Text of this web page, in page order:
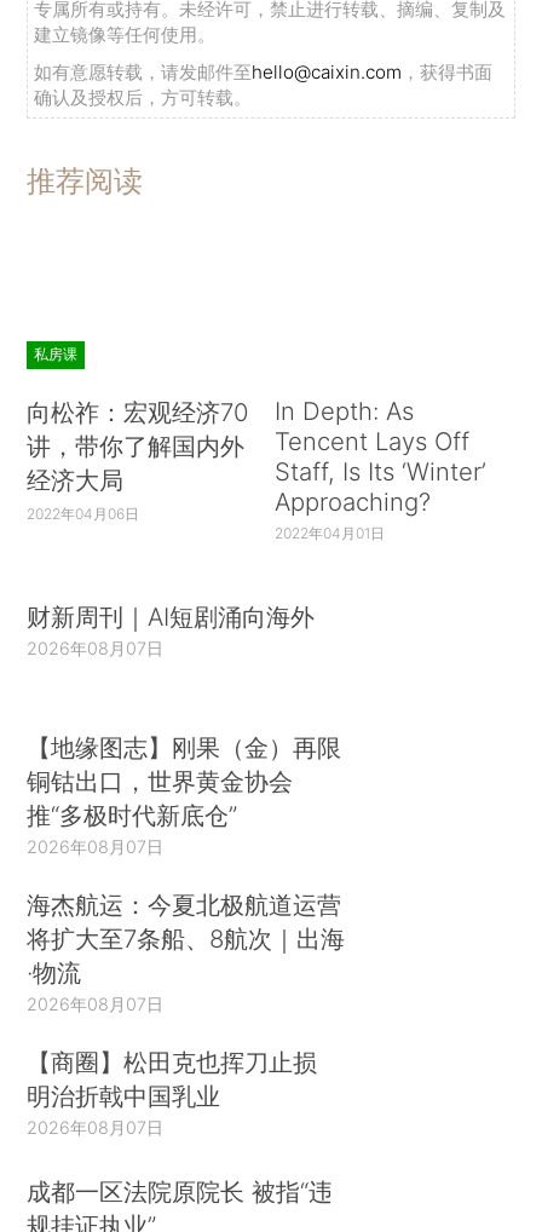
专属所有或持有。未经许可，禁止进行转载、摘编、复制及
建立镜像等任何使用。
如有意愿转载，请发邮件至hello@caixin.com ，获得书面
确认及授权后，方可转载。
推荐阅读
私房课
向松祚：宏观经济70
讲，带你了解国内外
经济大局
2022年04月06日
In Depth: As
Tencent Lays Off
Staff, Is Its ‘Winter’
Approaching?
2022年04月01日
财新周刊｜AI短剧涌向海外
2026年08月07日
【地缘图志】刚果（金）再限
铜钴出口，世界黄金协会
推“多极时代新底仓”
2026年08月07日
海杰航运：今夏北极航道运营
将扩大至7条船、8航次｜出海
·物流
2026年08月07日
【商圈】松田克也挥刀止损
明治折戟中国乳业
2026年08月07日
成都一区法院原院长 被指“违
规挂证执业”